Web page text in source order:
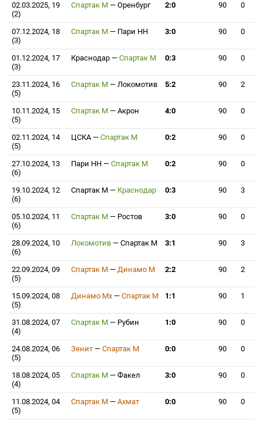
02.03.2025, 19
(2)
Спартак М — Оренбург 2:0 90 0
07.12.2024, 18
(3)
Спартак М — Пари НН 3:0 90 0
01.12.2024, 17
(3)
Краснодар — Спартак М 0:3 90 0
23.11.2024, 16
(5)
Спартак М — Локомотив 5:2 90 2
10.11.2024, 15
(5)
Спартак М — Акрон 4:0 90 0
02.11.2024, 14
(5)
ЦСКА — Спартак М 0:2 90 0
27.10.2024, 13
(6)
Пари НН — Спартак М 0:2 90 0
19.10.2024, 12
(6)
Спартак М — Краснодар 0:3 90 3
05.10.2024, 11
(6)
Спартак М — Ростов 3:0 90 0
28.09.2024, 10
(6)
Локомотив — Спартак М 3:1 90 3
22.09.2024, 09
(5)
Спартак М — Динамо М 2:2 90 2
15.09.2024, 08
(5)
Динамо Мх — Спартак М 1:1 90 1
31.08.2024, 07
(4)
Спартак М — Рубин 1:0 90 0
24.08.2024, 06
(5)
Зенит — Спартак М 0:0 90 0
18.08.2024, 05
(4)
Спартак М — Факел 3:0 90 0
11.08.2024, 04
(5)
Спартак М — Ахмат 0:0 90 0